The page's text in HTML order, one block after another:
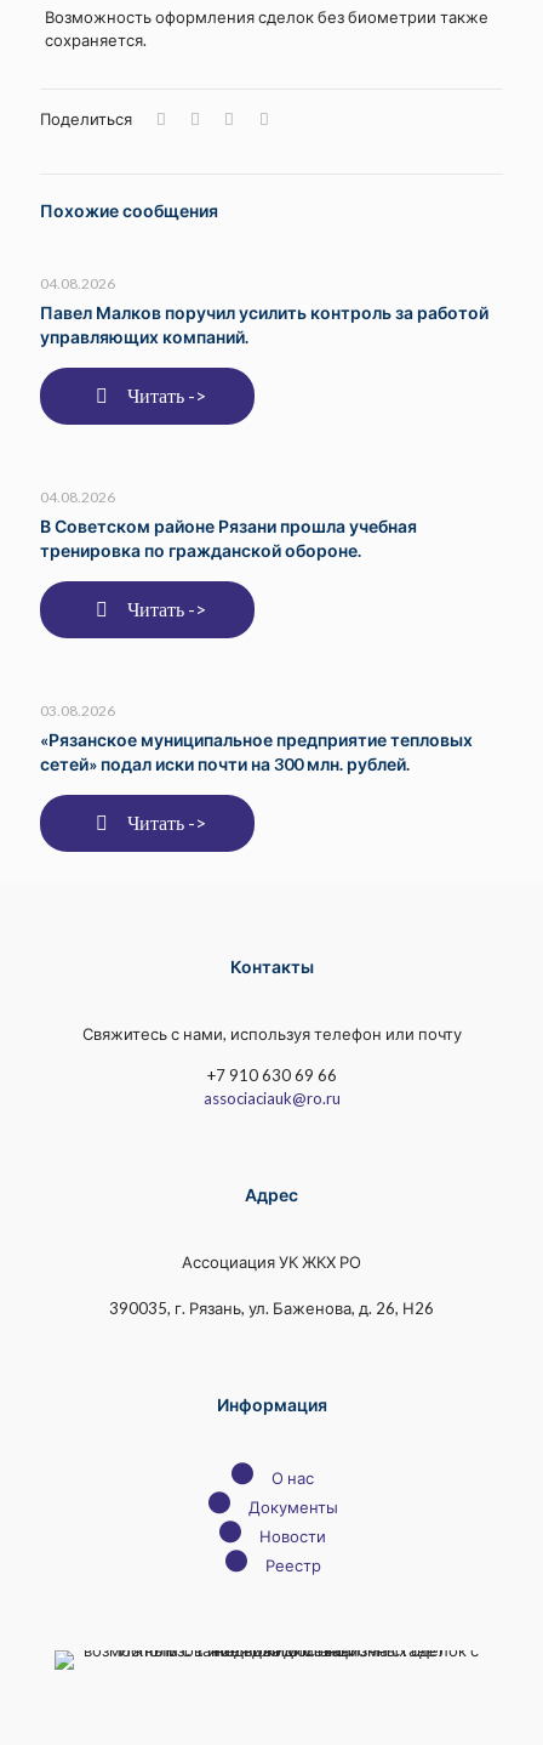
Возможность оформления сделок без биометрии также
сохраняется.
Поделиться
Похожие сообщения
04.08.2026
Павел Малков поручил усилить контроль за работой
управляющих компаний.
Читать ->
04.08.2026
В Советском районе Рязани прошла учебная
тренировка по гражданской обороне.
Читать ->
03.08.2026
«Рязанское муниципальное предприятие тепловых
сетей» подал иски почти на 300 млн. рублей.
Читать ->
Контакты
Свяжитесь с нами, используя телефон или почту
+7 910 630 69 66
associaciauk@ro.ru
Адрес
Ассоциация УК ЖКХ РО
390035, г. Рязань, ул. Баженова, д. 26, Н26
Информация
● О нас
● Документы
● Новости
● Реестр